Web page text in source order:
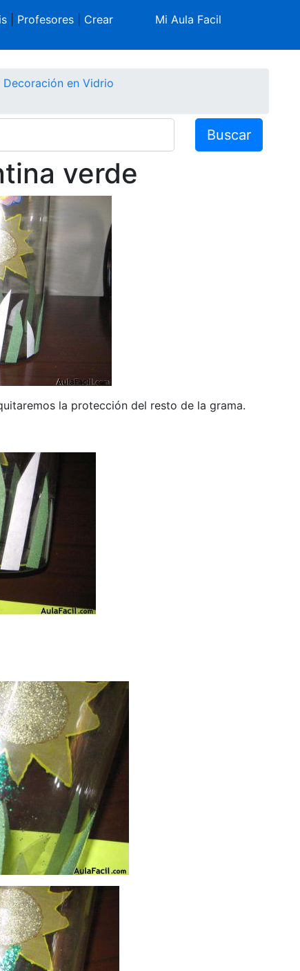
| Profesores| Crear
Mi Aula Facil
Decoración en Vidrio
Buscar
verde
la protección del resto de la grama.